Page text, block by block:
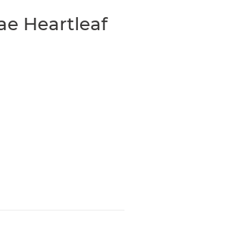
Heartleaf